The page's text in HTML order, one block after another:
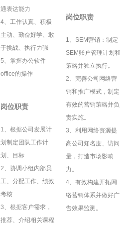
通表达能力
4、工作认真、积极
主动、勤奋好学、敢
于挑战、执行力强
5、掌握办公软件
office的操作
岗位职责
1、根据公司发展计
划制定团队工作计
划、目标
2、协调小组内部员
工、分配工作、绩效
考核
3、根据客户需求，
推荐、介绍相关课程
岗位职责
1、SEM营销：制定
SEM账户管理计划和
策略并独立执行。
2、完善公司网络营
销和推广模式，制定
有效的营销策略并负
责实施。
3、利用网络资源提
高公司知名度、访问
量，打造市场影响
力。
4、有效构建开拓网
络营销体系并做好广
告效果监测。